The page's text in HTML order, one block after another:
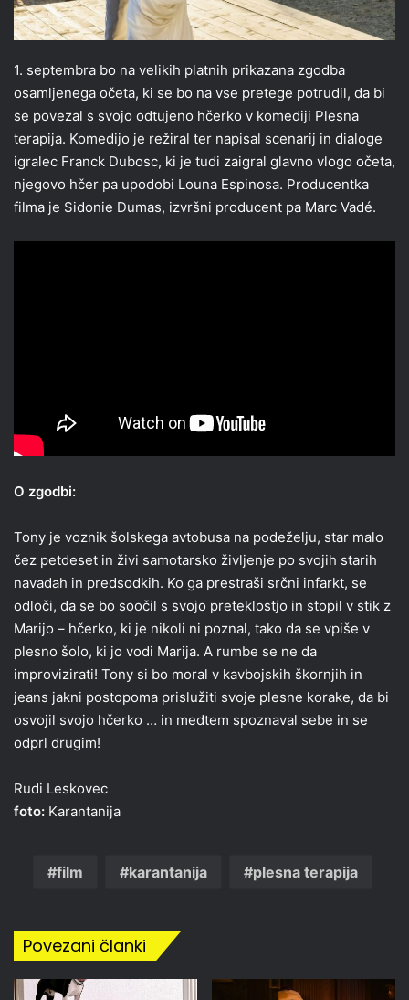
1. septembra bo na velikih platnih prikazana zgodba
osamljenega očeta, ki se bo na vse pretege potrudil, da bi
se povezal s svojo odtujeno hčerko v komediji Plesna
terapija. Komedijo je režiral ter napisal scenarij in dialoge
igralec Franck Dubosc, ki je tudi zaigral glavno vlogo očeta,
njegovo hčer pa upodobi Louna Espinosa. Producentka
filma je Sidonie Dumas, izvršni producent pa Marc Vadé.
O zgodbi:
Tony je voznik šolskega avtobusa na podeželju, star malo
čez petdeset in živi samotarsko življenje po svojih starih
navadah in predsodkih. Ko ga prestraši srčni infarkt, se
odloči, da se bo soočil s svojo preteklostjo in stopil v stik z
Marijo – hčerko, ki je nikoli ni poznal, tako da se vpiše v
plesno šolo, ki jo vodi Marija. A rumbe se ne da
improvizirati! Tony si bo moral v kavbojskih škornjih in
jeans jakni postopoma prislužiti svoje plesne korake, da bi
osvojil svojo hčerko … in medtem spoznaval sebe in se
odprl drugim!
Rudi Leskovec
foto: Karantanija
film karantanija plesna terapija
Povezani članki